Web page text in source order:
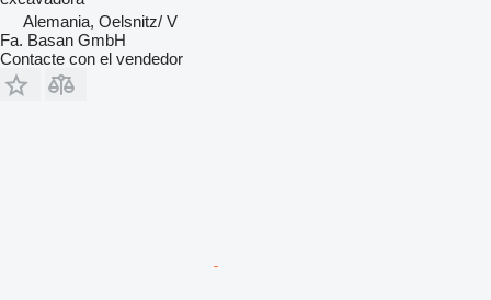
Alemania, Oelsnitz/ V
Fa. Basan GmbH
Contacte con el vendedor